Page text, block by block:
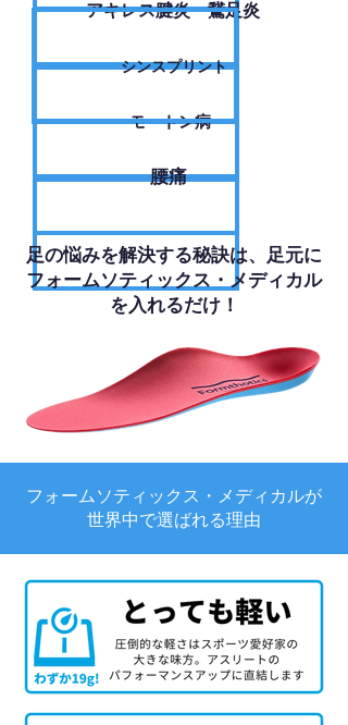
アキレス腱炎・鵞足炎
シンスプリント
モートン病
腰痛
足の悩みを解決する秘訣は、足元に
フォームソティックス・メディカル
を入れるだけ！
フォームソティックス・メディカルが
世界中で選ばれる理由